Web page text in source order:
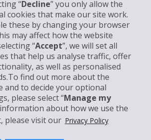
“Decline” you only allow the
cookies that make our site work.
these by changing your browser
may affect how the website
“Accept”, we will set all
that help us analyse traffic, offer
as well as personalised
find out more about the
and to decide your optional
please select “Manage my
information about how we use the
please visit our Privacy Policy